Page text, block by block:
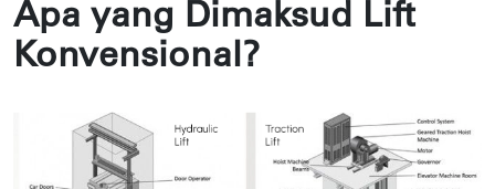
Apa yang Dimaksud Lift
Konvensional?